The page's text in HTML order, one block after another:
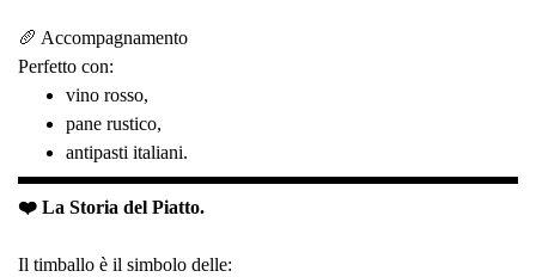
🥖 Accompagnamento
Perfetto con:
vino rosso,
pane rustico,
antipasti italiani.
❤️ La Storia del Piatto.
Il timballo è il simbolo delle: